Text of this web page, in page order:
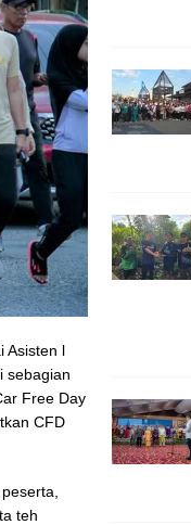
Asisten l
sebagian
Free Day
CFD
teh